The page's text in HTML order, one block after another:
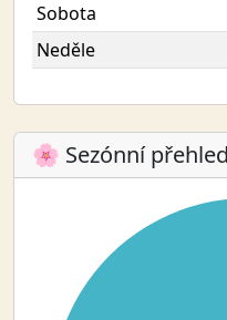
Sobota
Neděle
🌸 Sezónní přehled